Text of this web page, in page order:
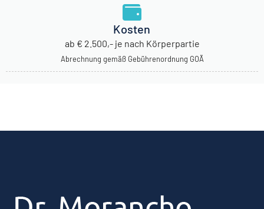
Kosten
ab € 2.500,- je nach Körperpartie
Abrechnung gemäß Gebührenordnung GOÄ